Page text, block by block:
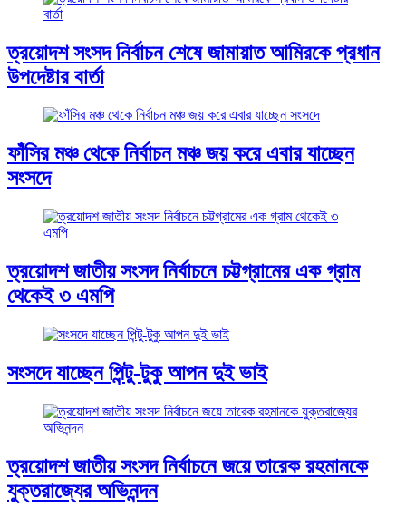
ত্রয়োদশ সংসদ নির্বাচন শেষে জামায়াত আমিরকে প্রধান
উপদেষ্টার বার্তা
ফাঁসির মঞ্চ থেকে নির্বাচন মঞ্চ জয় করে এবার যাচ্ছেন
সংসদে
ত্রয়োদশ জাতীয় সংসদ নির্বাচনে চট্টগ্রামের এক গ্রাম
থেকেই ৩ এমপি
সংসদে যাচ্ছেন পিন্টু-টুকু আপন দুই ভাই
ত্রয়োদশ জাতীয় সংসদ নির্বাচনে জয়ে তারেক রহমানকে
যুক্তরাজ্যের অভিনন্দন